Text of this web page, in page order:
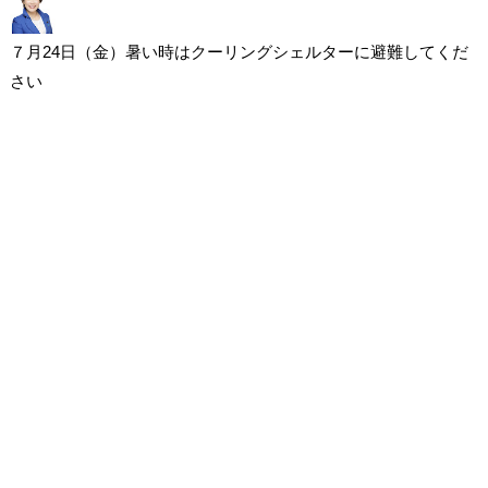
７月24日（金）暑い時はクーリングシェルターに避難してくだ
さい